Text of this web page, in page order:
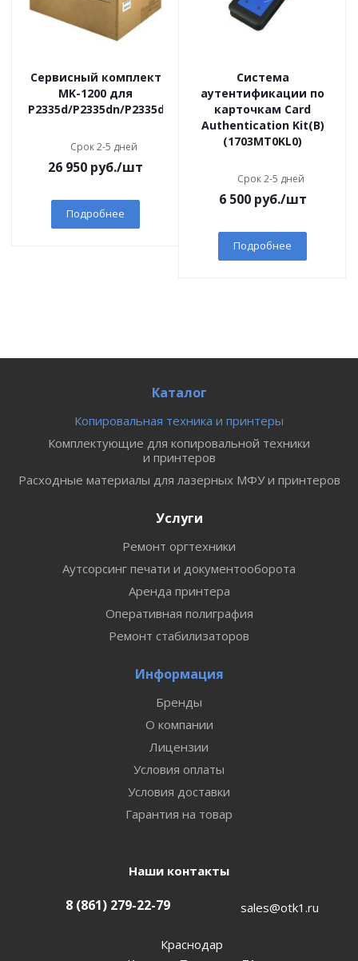
Сервисный комплект
MK-1200 для
P2335d/P2335dn/P2335dw/M2235dn/M2735dn/M2835dw
Срок 2-5 дней
26 950 руб./шт
Подробнее
Система
аутентификации по
карточкам Card
Authentication Kit(B)
(1703MT0KL0)
Срок 2-5 дней
6 500руб./шт
Подробнее
Каталог
Копировальная техника и принтеры
Комплектующие для копировальной техники
и принтеров
Расходные материалы для лазерных МФУ и принтеров
Услуги
Ремонт оргтехники
Аутсорсинг печати и документооборота
Аренда принтера
Оперативная полиграфия
Ремонт стабилизаторов
Информация
Бренды
О компании
Лицензии
Условия оплаты
Условия доставки
Гарантия на товар
Наши контакты
8 (861) 279-22-79 sales@otk1.ru
Краснодар